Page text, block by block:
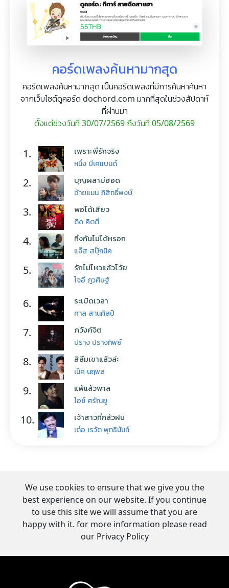
คอร์ดเพลงค้นหามากสุด
คอร์ดเพลงค้นหามากสุด เป็นคอร์ดเพลงที่มีการค้นหาค้นหา
จากเว็บไซต์ดูคอร์ด dochord.com มากที่สุดในช่วงสัปดาห์
ที่ผ่านมา
ตั้งแต่ช่วงวันที่ 30/07/2569 ถึงวันที่ 05/08/2569
1. เพราะพี่รักจริง
หนึ่ง บีเคแบนด์
2. บุญผลาบ่ฮอด
อ้ายแมน ภิสิทธิ์พงษ์
3. พอได้เสียว
ดิด คิตตี้
4. ทิ้งกันไม่ได้หรอก
แจ๊ส สปุ๊กนิค
5. รักไม่ไหวแล้วโว้ย
โจอี้ ภูวศิษฐ์
6. ระเบิดเวลา
ศาล สานศิลป์
7. ภวังค์จิต
ปราง ปรางทิพย์
8. สิลืมเขาแล้วล่ะ
เน็ค นฤพล
9. แพ้แล้วพาล
ไอซ์ ศรัณยู
10. เจ้าสาวที่กลัวฝน
เต๋อ เรวัต พุทธินันท์
We use cookies to ensure that we give you the
best experience on our website. If you continue
to use this site we will assume that you are
happy with it. for more information please read
our Privacy Policy